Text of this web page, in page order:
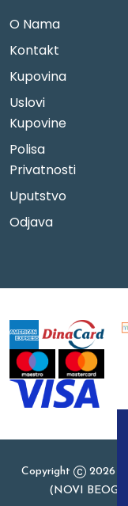
O Nama
Kontakt
Kupovina
Uslovi
Kupovine
Polisa
Privatnosti
Uputstvo
Odjava
Copyright
2026
(NOVI